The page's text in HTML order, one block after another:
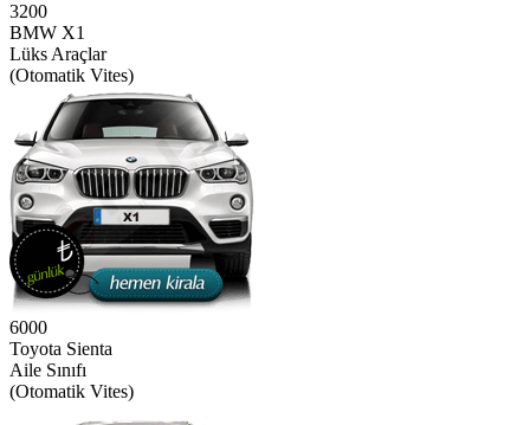
3200
BMW X1
Lüks Araçlar
(Otomatik Vites)
6000
Toyota Sienta
Aile Sınıfı
(Otomatik Vites)